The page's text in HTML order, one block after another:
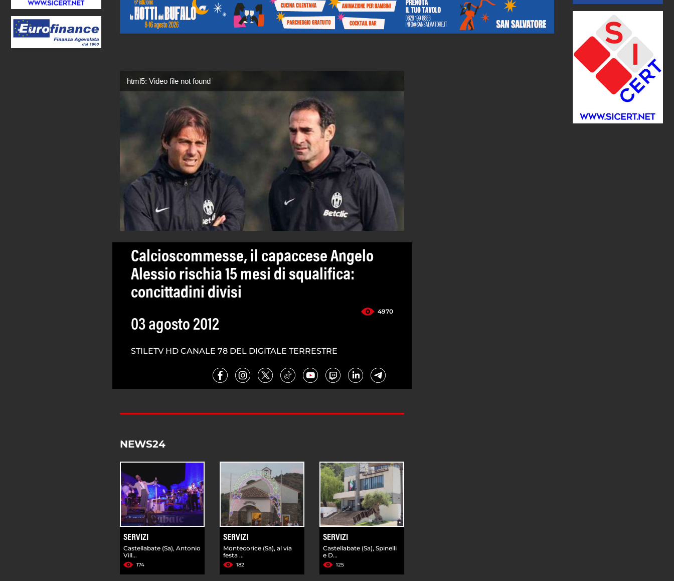
html5: Video file not found
Calcioscommesse, il capaccese Angelo
Alessio rischia 15 mesi di squalifica:
concittadini divisi
4970
03 agosto 2012
STILETV HD CANALE 78 DEL DIGITALE TERRESTRE
NEWS24
SERVIZI
Castellabate (Sa), Antonio
Vill...
174
SERVIZI
Montecorice (Sa), al via
festa ...
182
SERVIZI
Castellabate (Sa), Spinelli
e D...
125